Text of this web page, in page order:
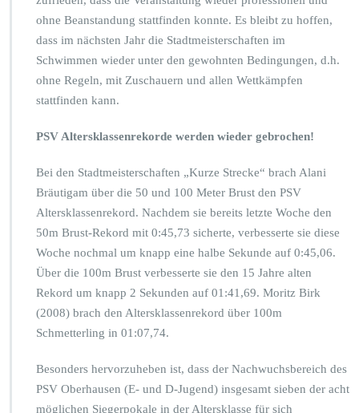
ohne Beanstandung stattfinden konnte. Es bleibt zu hoffen,
dass im nächsten Jahr die Stadtmeisterschaften im
Schwimmen wieder unter den gewohnten Bedingungen, d.h.
ohne Regeln, mit Zuschauern und allen Wettkämpfen
stattfinden kann.
PSV Altersklassenrekorde werden wieder gebrochen!
Bei den Stadtmeisterschaften „Kurze Strecke“ brach Alani
Bräutigam über die 50 und 100 Meter Brust den PSV
Altersklassenrekord. Nachdem sie bereits letzte Woche den
50m Brust-Rekord mit 0:45,73 sicherte, verbesserte sie diese
Woche nochmal um knapp eine halbe Sekunde auf 0:45,06.
Über die 100m Brust verbesserte sie den 15 Jahre alten
Rekord um knapp 2 Sekunden auf 01:41,69. Moritz Birk
(2008) brach den Altersklassenrekord über 100m
Schmetterling in 01:07,74.
Besonders hervorzuheben ist, dass der Nachwuchsbereich des
PSV Oberhausen (E- und D-Jugend) insgesamt sieben der acht
möglichen Siegerpokale in der Altersklasse für sich